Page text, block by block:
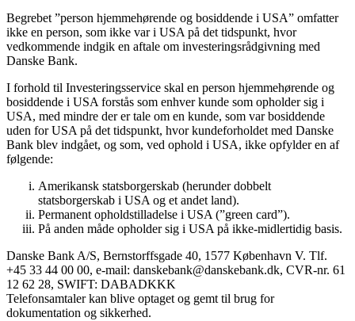
Begrebet ”person hjemmehørende og bosiddende i USA” omfatter
ikke en person, som ikke var i USA på det tidspunkt, hvor
vedkommende indgik en aftale om investeringsrådgivning med
Danske Bank.
I forhold til Investeringsservice skal en person hjemmehørende og
bosiddende i USA forstås som enhver kunde som opholder sig i
USA, med mindre der er tale om en kunde, som var bosiddende
uden for USA på det tidspunkt, hvor kundeforholdet med Danske
Bank blev indgået, og som, ved ophold i USA, ikke opfylder en af
følgende:
Amerikansk statsborgerskab (herunder dobbelt
statsborgerskab i USA og et andet land).
Permanent opholdstilladelse i USA (”green card”).
På anden måde opholder sig i USA på ikke-midlertidig basis.
Danske Bank A/S, Bernstorffsgade 40, 1577 København V. Tlf.
+45 33 44 00 00, e-mail: danskebank@danskebank.dk, CVR-nr. 61
12 62 28, SWIFT: DABADKKK
Telefonsamtaler kan blive optaget og gemt til brug for
dokumentation og sikkerhed.